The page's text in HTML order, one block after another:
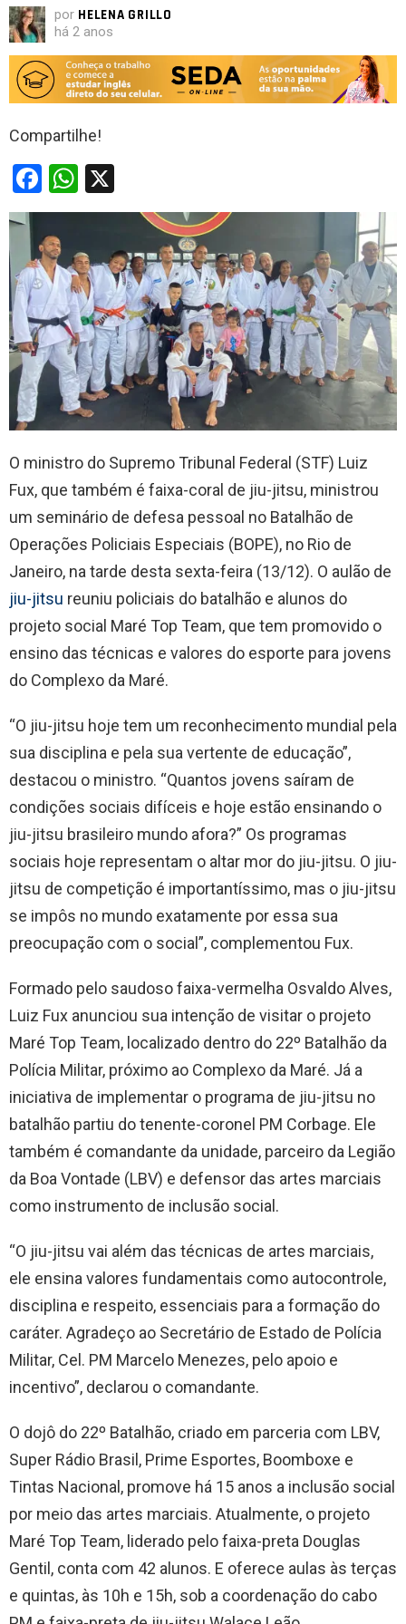
por HELENA GRILLO
há 2 anos
Compartilhe!
F
a
ce
b
o
o
k
W
h
s
A
p
p
O ministro do Supremo Tribunal Federal (STF) Luiz
Fux, que também é faixa-coral de jiu-jitsu, ministrou
um seminário de defesa pessoal no Batalhão de
Operações Policiais Especiais (BOPE), no Rio de
Janeiro, na tarde desta sexta-feira (13/12). O aulão de
jiu-jitsu reuniu policiais do batalhão e alunos do
projeto social Maré Top Team, que tem promovido o
ensino das técnicas e valores do esporte para jovens
do Complexo da Maré.
“O jiu-jitsu hoje tem um reconhecimento mundial pela
sua disciplina e pela sua vertente de educação”,
destacou o ministro. “Quantos jovens saíram de
condições sociais difíceis e hoje estão ensinando o
jiu-jitsu brasileiro mundo afora?” Os programas
sociais hoje representam o altar mor do jiu-jitsu. O jiu-
jitsu de competição é importantíssimo, mas o jiu-jitsu
se impôs no mundo exatamente por essa sua
preocupação com o social”, complementou Fux.
Formado pelo saudoso faixa-vermelha Osvaldo Alves,
Luiz Fux anunciou sua intenção de visitar o projeto
Maré Top Team, localizado dentro do 22º Batalhão da
Polícia Militar, próximo ao Complexo da Maré. Já a
iniciativa de implementar o programa de jiu-jitsu no
batalhão partiu do tenente-coronel PM Corbage. Ele
também é comandante da unidade, parceiro da Legião
da Boa Vontade (LBV) e defensor das artes marciais
como instrumento de inclusão social.
“O jiu-jitsu vai além das técnicas de artes marciais,
ele ensina valores fundamentais como autocontrole,
disciplina e respeito, essenciais para a formação do
caráter. Agradeço ao Secretário de Estado de Polícia
Militar, Cel. PM Marcelo Menezes, pelo apoio e
incentivo”, declarou o comandante.
O dojô do 22º Batalhão, criado em parceria com LBV,
Super Rádio Brasil, Prime Esportes, Boomboxe e
Tintas Nacional, promove há 15 anos a inclusão social
por meio das artes marciais. Atualmente, o projeto
Maré Top Team, liderado pelo faixa-preta Douglas
Gentil, conta com 42 alunos. E oferece aulas às terças
e quintas, às 10h e 15h, sob a coordenação do cabo